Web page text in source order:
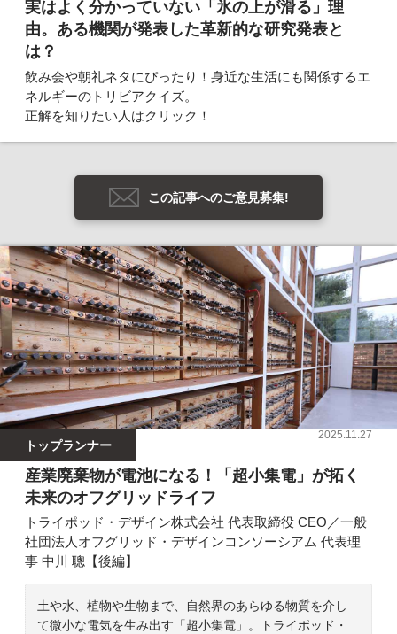
実はよく分かっていない「氷の上が滑る」理
由。ある機関が発表した革新的な研究発表と
は？
飲み会や朝礼ネタにぴったり！身近な生活にも関係するエ
ネルギーのトリビアクイズ。
正解を知りたい人はクリック！
この記事へのご意見募集!
トップランナー
2025.11.27
産業廃棄物が電池になる！「超小集電」が拓く
未来のオフグリッドライフ
トライポッド・デザイン株式会社 代表取締役 CEO／一般
社団法人オフグリッド・デザインコンソーシアム 代表理
事 中川 聰【後編】
土や水、植物や生物まで、自然界のあらゆる物質を介し
て微小な電気を生み出す「超小集電」。トライポッド・